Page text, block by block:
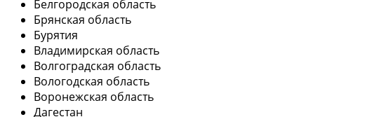
Белгородская область
Брянская область
Бурятия
Владимирская область
Волгоградская область
Вологодская область
Воронежская область
Дагестан